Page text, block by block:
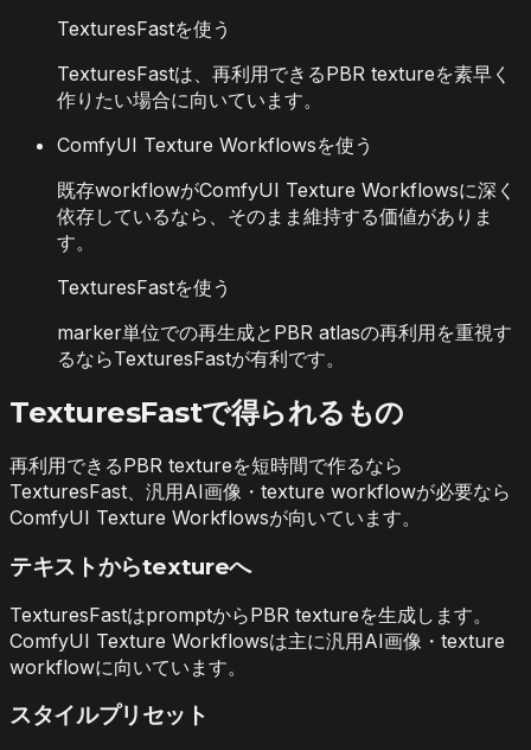
TexturesFastを使う
TexturesFastは、再利用できるPBR textureを素早く
作りたい場合に向いています。
ComfyUI Texture Workflowsを使う
既存workflowがComfyUI Texture Workflowsに深く
依存しているなら、そのまま維持する価値がありま
す。
TexturesFastを使う
marker単位での再生成とPBR atlasの再利用を重視す
るならTexturesFastが有利です。
TexturesFastで得られるもの
再利用できるPBR textureを短時間で作るなら
TexturesFast、汎用AI画像・texture workflowが必要なら
ComfyUI Texture Workflowsが向いています。
テキストからtextureへ
TexturesFastはpromptからPBR textureを生成します。
ComfyUI Texture Workflowsは主に汎用AI画像・texture
workflowに向いています。
スタイルプリセット